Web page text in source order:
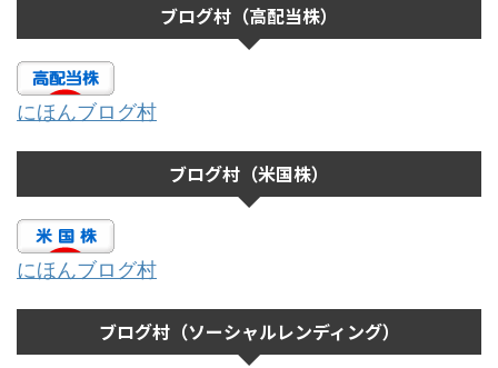
ブログ村（高配当株）
にほんブログ村
ブログ村（米国株）
にほんブログ村
ブログ村（ソーシャルレンディング）